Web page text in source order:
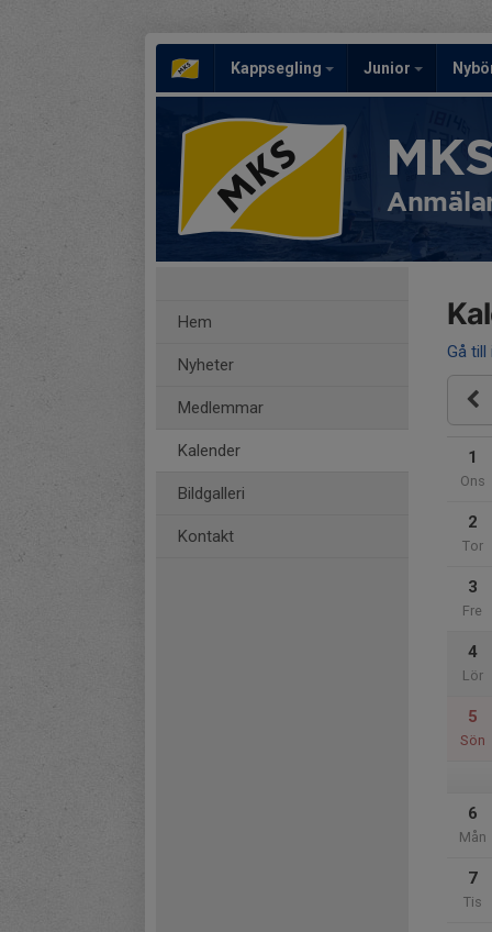
Kappsegling Junior
Hem
Nyheter
Medlemmar
Kalender
Bildgalleri
Kontakt
Gå till
1
Ons
2
Tor
3
Fre
4
Lör
5
Sön
6
Mån
7
Tis